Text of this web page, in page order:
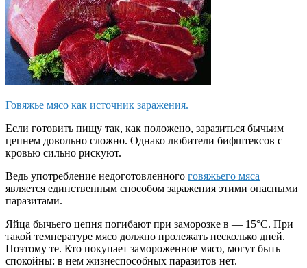
Говяжье мясо как источник заражения.
Если готовить пищу так, как положено, заразиться бычьим
цепнем довольно сложно. Однако любители бифштексов с
кровью сильно рискуют.
Ведь употребление недоготовленного говяжьего мяса
является единственным способом заражения этими опасными
паразитами.
Яйца бычьего цепня погибают при заморозке в — 15°С. При
такой температуре мясо должно пролежать несколько дней.
Поэтому те. Кто покупает замороженное мясо, могут быть
спокойны: в нем жизнеспособных паразитов нет.